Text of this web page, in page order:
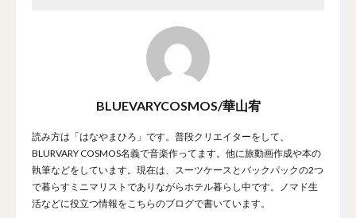
BLUEVARYCOSMOS/華山宥
読み方は「はなやまひろ」です。普段クリエイターをして、
BLURVARY COSMOS名義で音楽作ってます。他に旅動画作成や本の
執筆などをしています。現在は、スーツケースとバックパックの2つ
で暮らすミニマリストでありながらホテル暮らし中です。ノマド生
活などに役立つ情報をこちらのブログで書いています。